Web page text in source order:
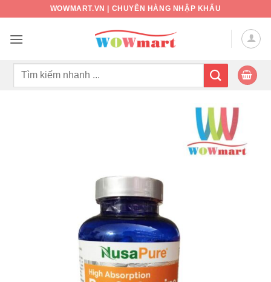
nội
WOWMART.VN | CHUYÊN HÀNG NHẬP KHẨU
Tìm